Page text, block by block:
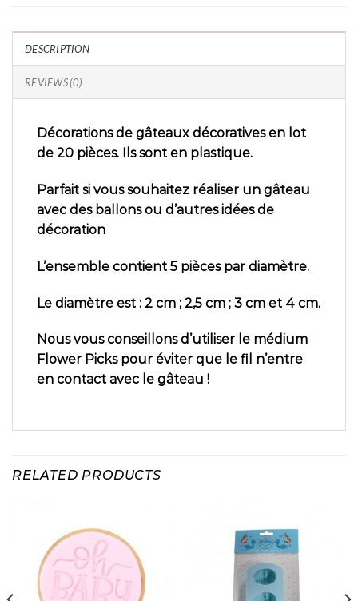
DESCRIPTION
REVIEWS (0)
Décorations de gâteaux décoratives en lot
de 20 pièces. Ils sont en plastique.
Parfait si vous souhaitez réaliser un gâteau
avec des ballons ou d’autres idées de
décoration
L’ensemble contient 5 pièces par diamètre.
Le diamètre est : 2 cm ; 2,5 cm ; 3 cm et 4 cm.
Nous vous conseillons d’utiliser le médium
Flower Picks pour éviter que le fil n’entre
en contact avec le gâteau !
RELATED PRODUCTS